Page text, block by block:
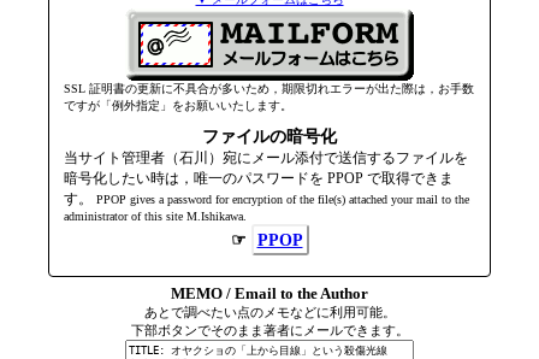
SSL 証明書の更新に不具合が多いため，期限切れエラーが出た際は，お手数
ですが「例外指定」をお願いいたします。
ファイルの暗号化
当サイト管理者（石川）宛にメール添付で送信するファイルを
暗号化したい時は，唯一のパスワードを PPOP で取得できま
す。
PPOP gives a password for encryption of the file(s) attached your mail to the
admini­strator of this site M.Ishikawa.
☞ PPOP
MEMO / Email to the Author
あとで調べたい点のメモなどに利用可能。
下部ボタンでそのまま著者にメールできます。